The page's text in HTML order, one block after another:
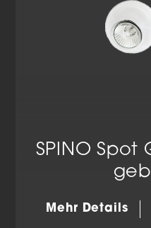
SPINO Spot
Mehr Details